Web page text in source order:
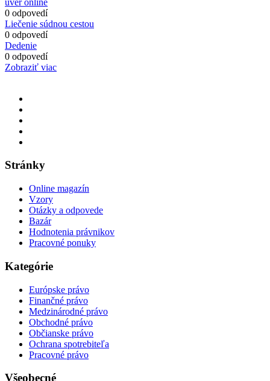
0 odpovedí
Liečenie súdnou cestou
0 odpovedí
Dedenie
0 odpovedí
Zobraziť viac
Stránky
Online magazín
Vzory
Otázky a odpovede
Bazár
Hodnotenia právnikov
Pracovné ponuky
Kategórie
Európske právo
Finančné právo
Medzinárodné právo
Obchodné právo
Občianske právo
Ochrana spotrebiteľa
Pracovné právo
Všeobecné